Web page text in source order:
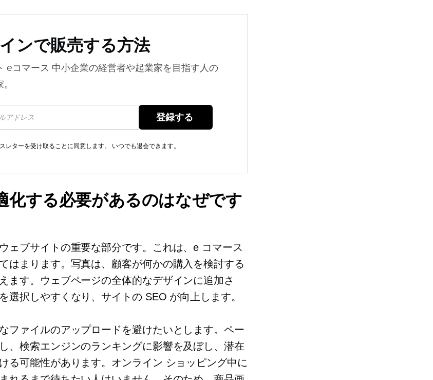
ンで販売する方法
eコマース 中小企業の経営者や起業家を目指す人の
レターを受け取ることに同意します。 いつでも退会できます。
化する必要があるのはなぜです
ェブサイトの重要な部分です。これは、e コマース
はまります。写真は、顧客が何かの購入を検討する
ます。ウェブページの全体的なデザインに追加さ
選択しやすくなり、サイトの SEO が向上します。
ファイルのアップロードを避けたいとします。ペー
、検索エンジンのランキングに影響を及ぼし、潜在
る可能性があります。オンライン ショッピング中に